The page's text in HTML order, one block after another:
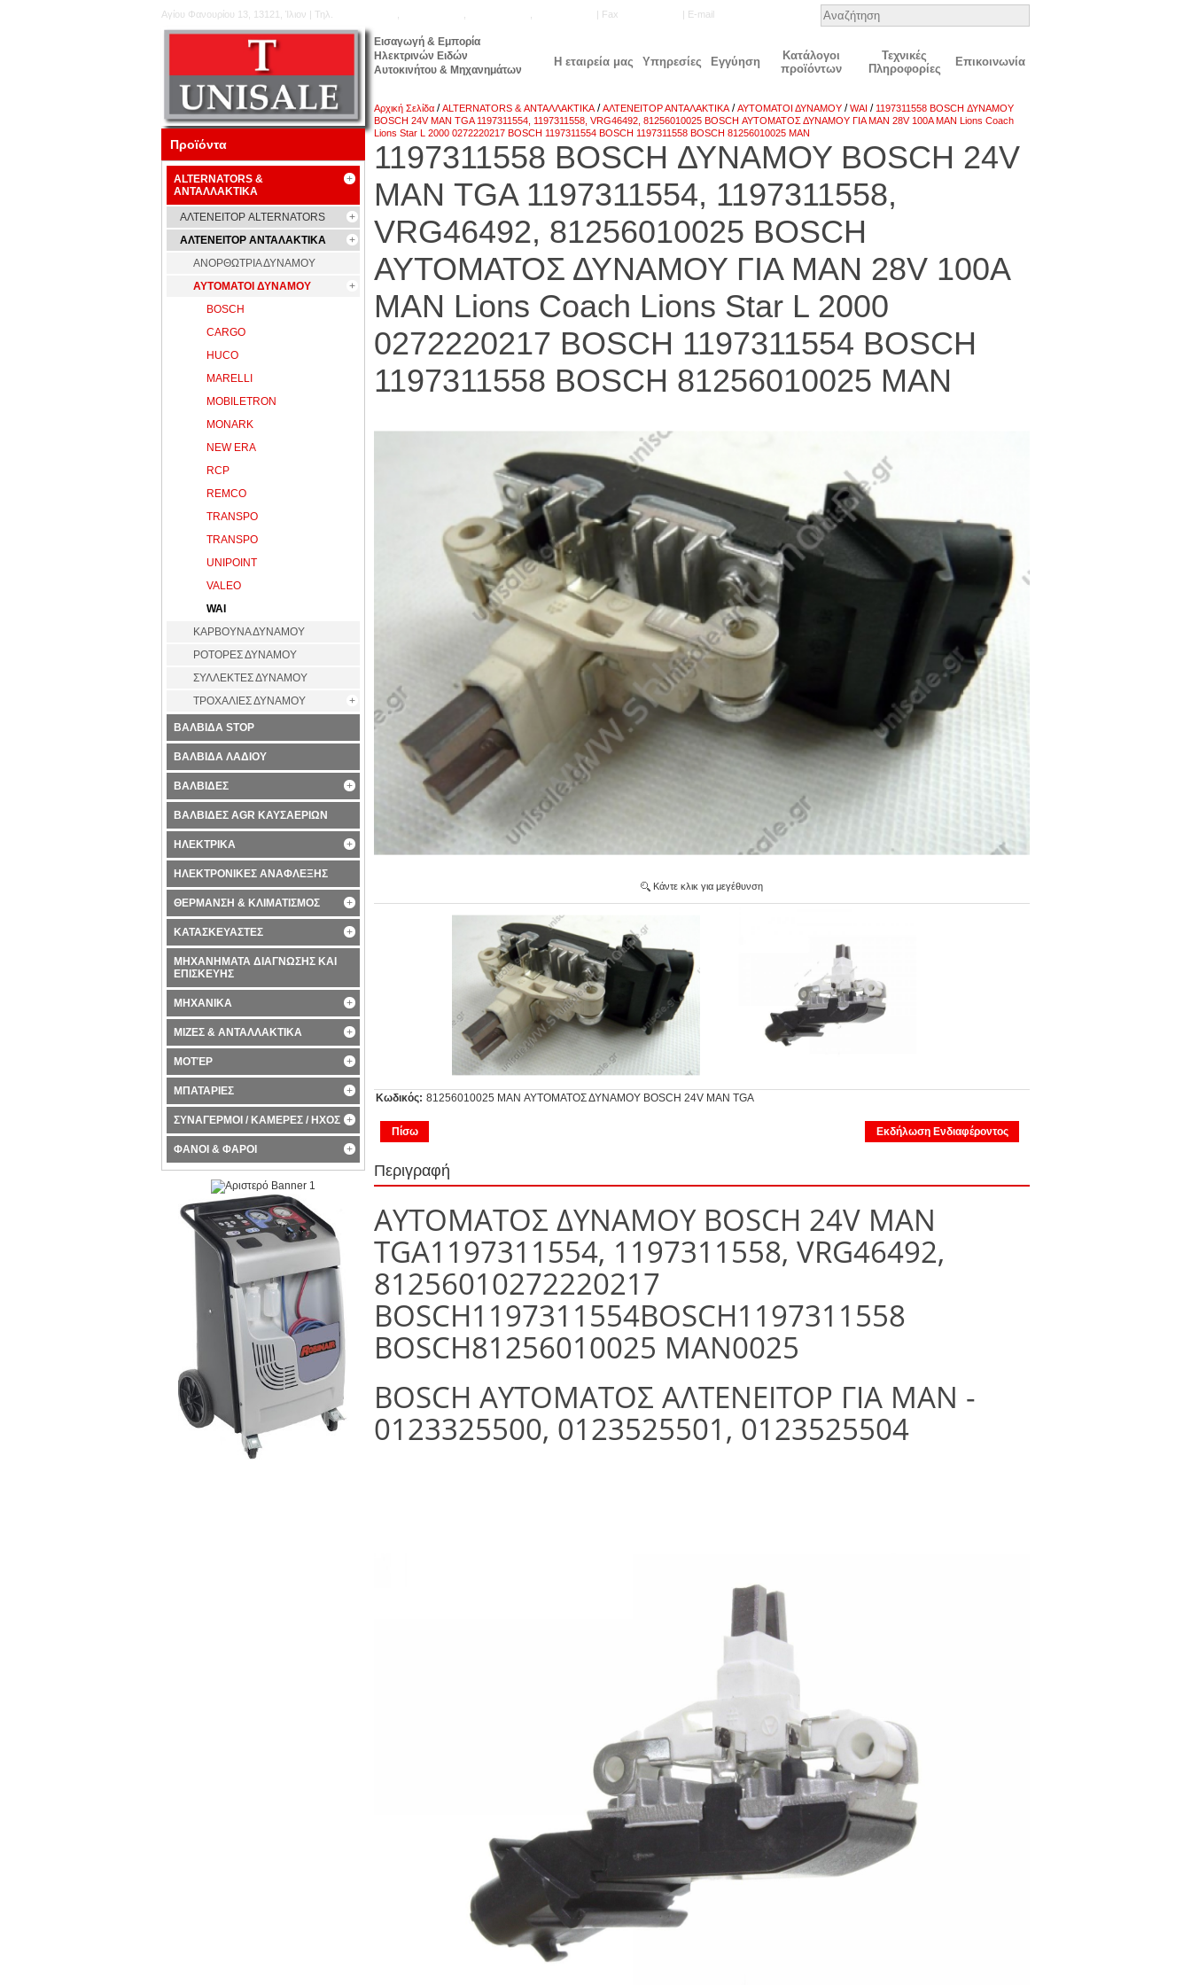
Εισαγωγή & Εμπορία
Ηλεκτρινών Ειδών
Αυτοκινήτου & Μηχανημάτων
Αγίου Φανουρίου 13, 13121, Ίλιον | Τηλ. | Fax | E-mail
Η εταιρεία μας Υπηρεσίες Εγγύηση
Κατάλογοι
προϊόντων
Τεχνικές
Πληροφορίες
Επικοινωνία
Αρχική Σελίδα /ALTERNATORS & ΑΝΤΑΛΛΑΚΤΙΚΑ/ΑΛΤΕΝΕΙΤΟΡ ΑΝΤΑΛΑΚΤΙΚΑ/ΑΥΤΟΜΑΤΟΙ ΔΥΝΑΜΟΥ /WAI / 1197311558 BOSCH ΔΥΝΑΜΟΥ
BOSCH 24V ΜΑΝ TGA 1197311554, 1197311558, VRG46492, 81256010025 BOSCH ΑΥΤΟΜΑΤΟΣ ΔΥΝΑΜΟΥ ΓΙΑ MAN 28V 100A MAN Lions Coach
Lions Star L 2000 0272220217 BOSCH 1197311554 BOSCH 1197311558 BOSCH 81256010025 MAN
1197311558 BOSCH ΔΥΝΑΜΟΥ BOSCH 24V
ΜΑΝ TGA 1197311554, 1197311558,
VRG46492, 81256010025 BOSCH
ΑΥΤΟΜΑΤΟΣ ΔΥΝΑΜΟΥ ΓΙΑ MAN 28V 100A
MAN Lions Coach Lions Star L 2000
0272220217 BOSCH 1197311554 BOSCH
1197311558 BOSCH 81256010025 MAN
Κάντε κλικ για μεγέθυνση
Κωδικός: 81256010025 MAN ΑΥΤΟΜΑΤΟΣ ΔΥΝΑΜΟΥ BOSCH 24V ΜΑΝ TGA
Πίσω Εκδήλωση Ενδιαφέροντος
Περιγραφή
ΑΥΤΟΜΑΤΟΣ ΔΥΝΑΜΟΥ BOSCH 24V ΜΑΝ
TGA1197311554, 1197311558, VRG46492,
81256010272220217
BOSCH1197311554BOSCH1197311558
BOSCH81256010025 MAN0025
BOSCH ΑΥΤΟΜΑΤΟΣ ΑΛΤΕΝΕΙΤΟΡ ΓΙΑ MAN -
0123325500, 0123525501, 0123525504
Προϊόντα
ALTERNATORS &
ΑΝΤΑΛΛΑΚΤΙΚΑ
ΑΛΤΕΝΕΙΤΟΡ ALTERNATORS
ΑΛΤΕΝΕΙΤΟΡ ΑΝΤΑΛΑΚΤΙΚΑ
ΑΝΟΡΘΩΤΡΙΑ ΔΥΝΑΜΟΥ
ΑΥΤΟΜΑΤΟΙ ΔΥΝΑΜΟΥ
BOSCH
CARGO
HUCO
MARELLI
MOBILETRON
MONARK
NEW ERA
RCP
REMCO
TRANSPO
TRANSPO
UNIPOINT
VALEO
WAI
ΚΑΡΒΟΥΝΑ ΔΥΝΑΜΟΥ
ΡΟΤΟΡΕΣ ΔΥΝΑΜΟΥ
ΣΥΛΛΕΚΤΕΣ ΔΥΝΑΜΟΥ
ΤΡΟΧΑΛΙΕΣ ΔΥΝΑΜΟΥ
ΒΑΛΒΙΔΑ STOP
ΒΑΛΒΙΔΑ ΛΑΔΙΟΥ
ΒΑΛΒΙΔΕΣ
ΒΑΛΒΙΔΕΣ AGR ΚΑΥΣΑΕΡΙΩΝ
ΗΛΕΚΤΡΙΚΑ
ΗΛΕΚΤΡΟΝΙΚΕΣ ΑΝΑΦΛΕΞΗΣ
ΘΕΡΜΑΝΣΗ & ΚΛΙΜΑΤΙΣΜΟΣ
ΚΑΤΑΣΚΕΥΑΣΤΕΣ
ΜΗΧΑΝΗΜΑΤΑ ΔΙΑΓΝΩΣΗΣ ΚΑΙ
ΕΠΙΣΚΕΥΗΣ
ΜΗΧΑΝΙΚΑ
ΜΙΖΕΣ & ΑΝΤΑΛΛΑΚΤΙΚΑ
ΜΟΤΈΡ
ΜΠΑΤΑΡΙΕΣ
ΣΥΝΑΓΕΡΜΟΙ / ΚΑΜΕΡΕΣ / ΗΧΟΣ
ΦΑΝΟΙ & ΦΑΡΟΙ